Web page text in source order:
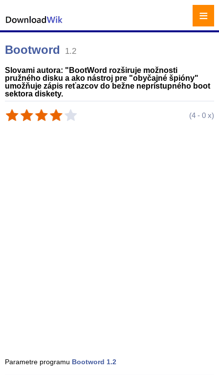
Bootword 1.2
Slovami autora: "BootWord rozširuje možnosti
pružného disku a ako nástroj pre "obyčajné špióny"
umožňuje zápis reťazcov do bežne neprístupného boot
sektora diskety.
(4 - 0 x)
Parametre programu Bootword 1.2
≡